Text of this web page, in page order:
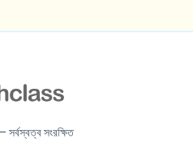
সর্বস্বত্ব সংরক্ষিত